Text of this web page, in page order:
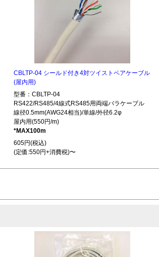
CBLTP-04 シールド付き4対ツイストペアケーブル
(屋内用)
型番：CBLTP-04
RS422/RS485/4線式RS485用両端バラケーブル
線径0.5mm(AWG24相当)/単線/外径6.2φ
屋内用(550円/m)
*MAX100m
605円(税込)
(定価:550円+消費税)〜